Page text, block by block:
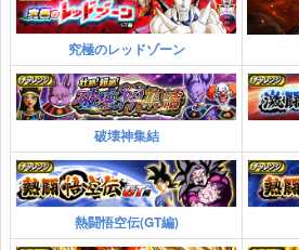
究極のレッドゾーン
破壊神集結
熱闘悟空伝(GT編)